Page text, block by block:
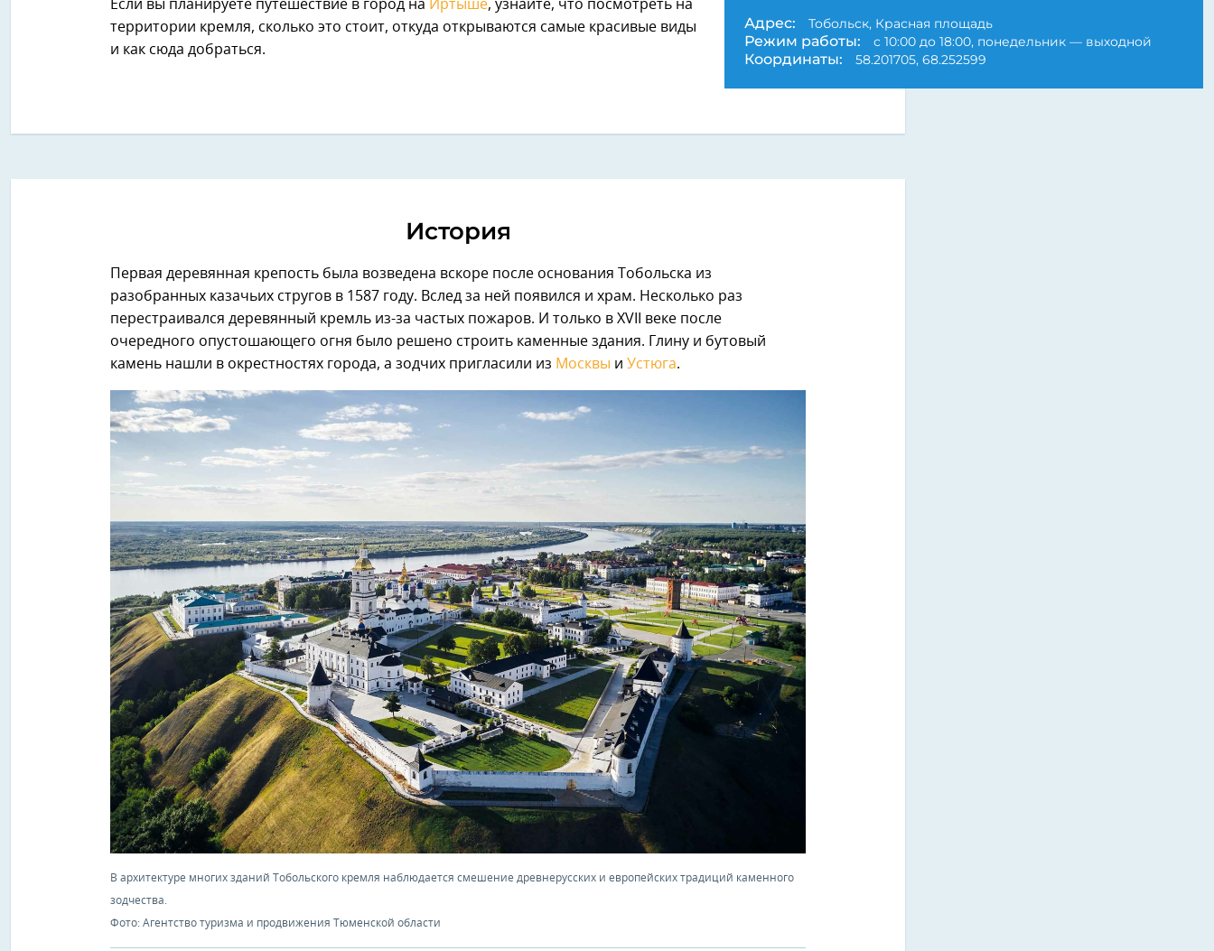
Если вы планируете путешествие в город на Иртыше, узнайте, что посмотреть на
территории кремля, сколько это стоит, откуда открываются самые красивые виды
и как сюда добраться.
Адрес: Тобольск, Красная площадь
Режим работы: с 10:00 до 18:00, понедельник — выходной
Координаты: 58.201705, 68.252599
История
Первая деревянная крепость была возведена вскоре после основания Тобольска из
разобранных казачьих стругов в 1587 году. Вслед за ней появился и храм. Несколько раз
перестраивался деревянный кремль из-за частых пожаров. И только в XVII веке после
очередного опустошающего огня было решено строить каменные здания. Глину и бутовый
камень нашли в окрестностях города, а зодчих пригласили из Москвы и Устюга.
В архитектуре многих зданий Тобольского кремля наблюдается смешение древнерусских и европейских традиций каменного
зодчества.
Фото: Агентство туризма и продвижения Тюменской области